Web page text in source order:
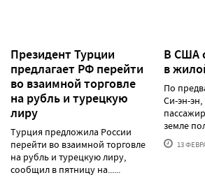
Президент Турции
предлагает РФ перейти
во взаимной торговле
на рубль и турецкую
лиру
Турция предложила России
перейти во взаимной торговле
на рубль и турецкую лиру,
сообщил в пятницу на......
В США
в
По
Си-эн-эн,
земле
13